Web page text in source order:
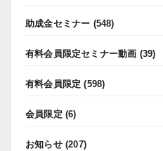
助成金セミナー (548)
有料会員限定セミナー動画 (39)
有料会員限定 (598)
会員限定 (6)
お知らせ(207)